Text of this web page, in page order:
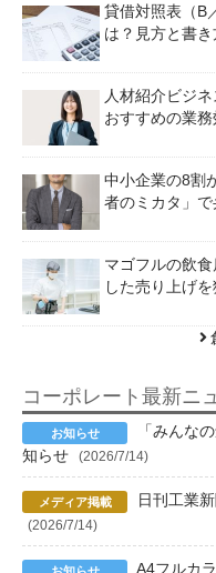
貸借対照表（B
は？見方と書
人材紹介ビジ
おすすめの業
中小企業の8割
者のミカタ」
マゴフルの飲
した売り上げ
コーポレート最新ニ
「みんな
知らせ
(2026/7/14)
日刊工業
(2026/7/14)
A4フルカ